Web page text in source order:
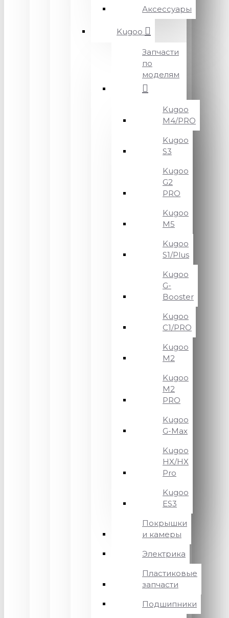
Аксессуары
Kugoo
Запчасти
по
моделям
Kugoo
M4/PRO
Kugoo
S3
Kugoo
G2
PRO
Kugoo
M5
Kugoo
S1/Plus
Kugoo
G-
Booster
Kugoo
C1/PRO
Kugoo
M2
Kugoo
M2
PRO
Kugoo
G-Max
Kugoo
HX/HX
Pro
Kugoo
ES3
Покрышки
и камеры
Электрика
Пластиковые
запчасти
Подшипники